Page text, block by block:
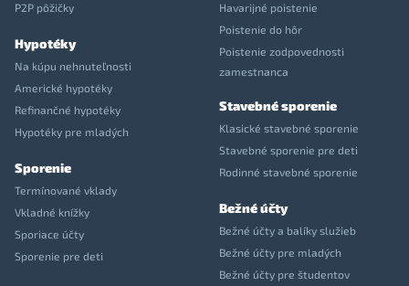
P2P pôžičky
Hypotéky
Na kúpu nehnuteľnosti
Americké hypotéky
Refinančné hypotéky
Hypotéky pre mladých
Sporenie
Termínované vklady
Vkladné knížky
Sporiace účty
Sporenie pre deti
Havarijné poistenie
Poistenie do hôr
Poistenie zodpovednosti
zamestnanca
Stavebné sporenie
Klasické stavebné sporenie
Stavebné sporenie pre deti
Rodinné stavebné sporenie
Bežné účty
Bežné účty a balíky služieb
Bežné účty pre mladých
Bežné účty pre študentov